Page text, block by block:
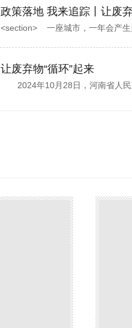
政策落地 我来追踪丨让废
让废弃物“循环”起来